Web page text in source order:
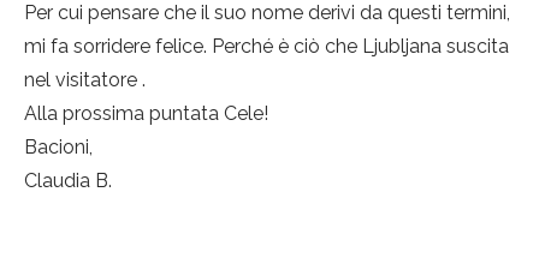
Per cui pensare che il suo nome derivi da questi termini,
mi fa sorridere felice. Perché è ciò che Ljubljana suscita
nel visitatore .
Alla prossima puntata Cele!
Bacioni,
Claudia B.